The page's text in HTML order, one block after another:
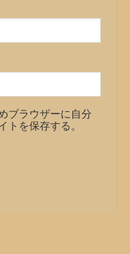
ブラウザーに自分
トを保存する。